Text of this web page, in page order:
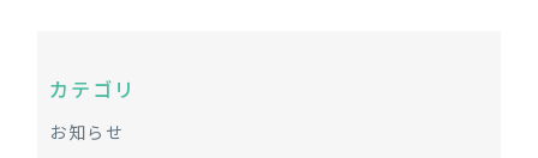
カテゴリ
お知らせ